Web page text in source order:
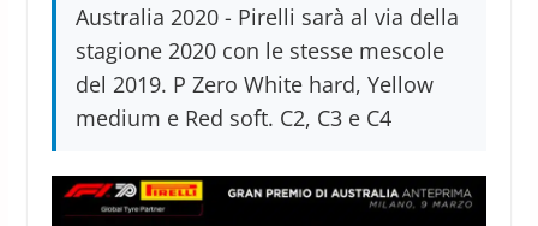
Australia 2020 - Pirelli sarà al via della
stagione 2020 con le stesse mescole
del 2019. P Zero White hard, Yellow
medium e Red soft. C2, C3 e C4